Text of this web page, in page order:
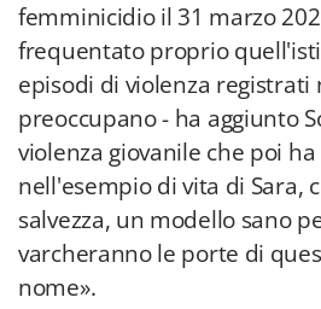
femminicidio il 31 marzo
frequentato proprio
episodi di violenza registrati
preoccupano - ha aggiunto
violenza giovanile che poi
nell'esempio di vita di Sara,
salvezza, un modello sano
varcheranno le porte di
nome».